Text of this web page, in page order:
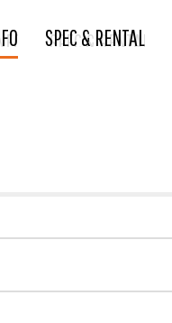
SPEC & RENTAL